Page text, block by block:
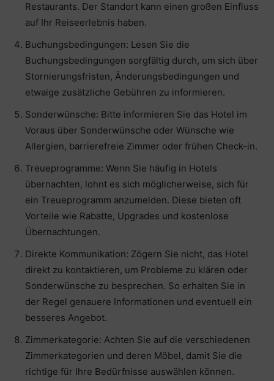
Restaurants. Der Standort kann einen großen Einfluss
auf Ihr Reiseerlebnis haben.
Buchungsbedingungen: Lesen Sie die
Buchungsbedingungen sorgfältig durch, um sich über
Stornierungsfristen, Änderungsbedingungen und
etwaige zusätzliche Gebühren zu informieren.
Sonderwünsche: Bitte informieren Sie das Hotel im
Voraus über Sonderwünsche oder Wünsche wie
Allergien, barrierefreie Zimmer oder frühen Check-in.
Treueprogramme: Wenn Sie häufig in Hotels
übernachten, lohnt es sich möglicherweise, sich für
ein Treueprogramm anzumelden. Diese bieten oft
Vorteile wie Rabatte, Upgrades und kostenlose
Übernachtungen.
Direkte Kommunikation: Zögern Sie nicht, das Hotel
direkt zu kontaktieren, um Probleme zu klären oder
Sonderwünsche zu besprechen. So erhalten Sie in
der Regel genauere Informationen und eventuell ein
besseres Angebot.
Zimmerkategorie: Achten Sie auf die verschiedenen
Zimmerkategorien und deren Möbel, damit Sie die
richtige für Ihre Bedürfnisse auswählen können.